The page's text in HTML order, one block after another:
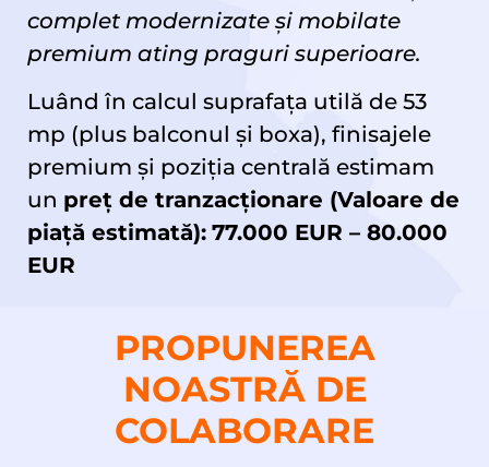
complet modernizate și mobilate
premium ating praguri superioare.
Luând în calcul suprafața utilă de 53
mp (plus balconul și boxa), finisajele
premium și poziția centrală estimam
un preț de tranzacționare (Valoare de
piață estimată): 77.000 EUR – 80.000
EUR
PROPUNEREA
NOASTRĂ DE
COLABORARE